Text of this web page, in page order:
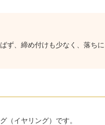
ず、締め付けも少なく、落ち
（イヤリング）です。